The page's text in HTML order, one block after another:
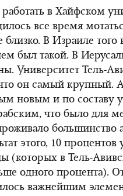
в Хайфском
все время
близко. В Израиле того
был такой. В
Университет Тель-
он самый крупный.
новым и по составу
что было для
большинство
этого, 10 процентов
(которых в Тель-
одного процента).
важнейшим